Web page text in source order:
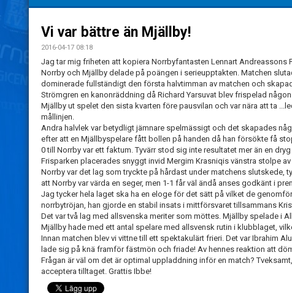
Vi var bättre än Mjällby!
2016-04-17 08:18
Jag tar mig friheten att kopiera Norrbyfantasten Lennart
Norrby och Mjällby delade på poängen i serieupptakten. Matchen
dominerade fullständigt den första halvtimman av matchen och
Strömgren en kanonräddning då Richard Yarsuvat blev frispelad
Mjällby ut spelet den sista kvarten före pausvilan och var nära att ta
mållinjen.
Andra halvlek var betydligt jämnare spelmässigt och det skapades
efter att en Mjällbyspelare fått bollen på handen då han försökte få
0 till Norrby var ett faktum. Tyvärr stod sig inte resultatet mer än en
Frisparken placerades snyggt invid Mergim Krasniqis vänstra stolpe
Norrby var det lag som tryckte på hårdast under matchens slutskede,
att Norrby var värda en seger, men 1-1 får väl ändå anses godkänt i
Jag tycker hela laget ska ha en eloge för det sätt på vilket de
norrbytröjan, han gjorde en stabil insats i mittförsvaret tillsammans
Det var två lag med allsvenska meriter som möttes. Mjällby spelade i
Mjällby hade med ett antal spelare med allsvensk rutin i klubblaget,
Innan matchen blev vi vittne till ett spektakulärt frieri. Det var Ibrahim
lade sig på knä framför fästmön och friade! Av hennes reaktion att
Frågan är väl om det är optimal uppladdning inför en match?
acceptera tilltaget. Grattis Ibbe!